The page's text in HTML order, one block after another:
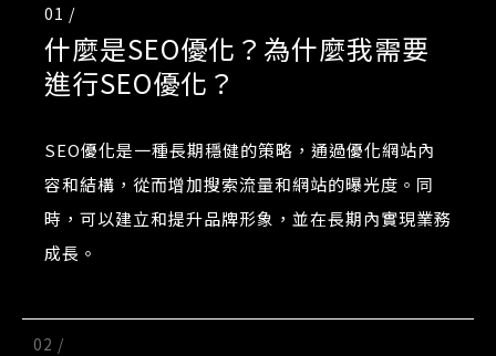
01 /
什麼是SEO優化？為什麼我需要
進行SEO優化？
SEO優化是一種長期穩健的策略，通過優化網站內
容和結構，從而增加搜索流量和網站的曝光度。同
時，可以建立和提升品牌形象，並在長期內實現業務
成長。
02 /